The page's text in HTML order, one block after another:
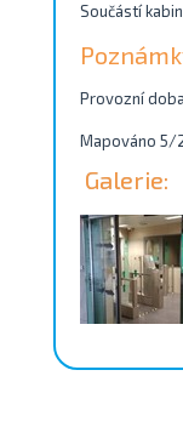
Součástí
Provozní
Mapováno 5/
Galerie: